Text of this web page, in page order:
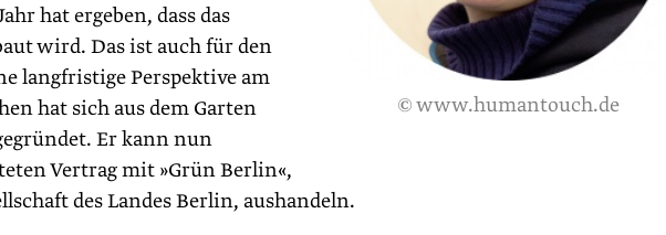
© www.humantouch.de
hat ergeben, dass das
wird. Das ist auch für den
langfristige Perspektive am
hat sich aus dem Garten
Er kann nun
Vertrag mit »Grün Berlin«,
des Landes Berlin, aushandeln.